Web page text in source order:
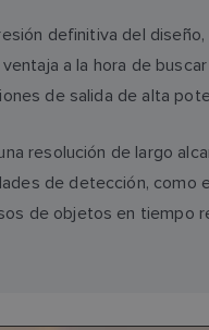
definitiva del
a la hora de
de salida de alta
resolución de largo
de detección,
de objetos en tiempo